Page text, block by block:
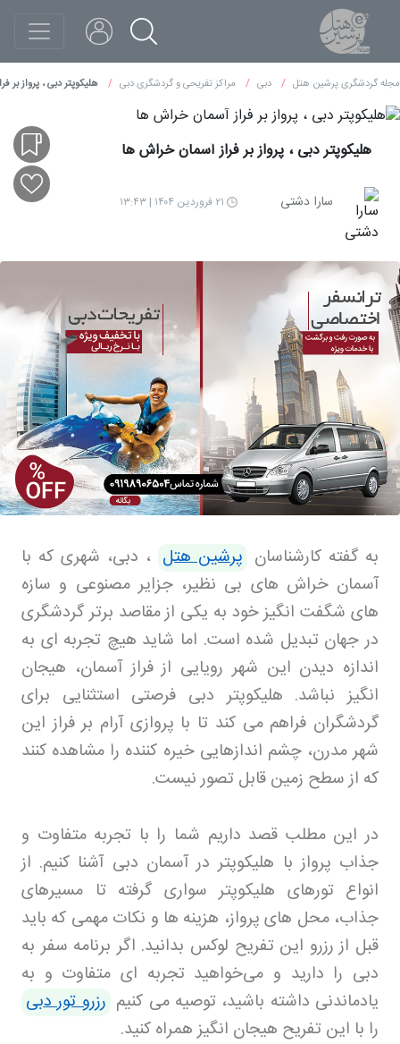
مجله گردشگری پرشین هتل دبی مراکز تفریحی و گردشگری دبی هلیکوپتر دبی ، پرواز بر
هلیکوپتر دبی ، پرواز بر فراز آسمان خراش ها
سارا دشتی ۲۱ فروردین ۱۴۰۴ | ۱۳:۴۳
به گفته کارشناسان پرشین هتل ، دبی، شهری که با
آسمان‌ خراش‌ های بی‌ نظیر، جزایر مصنوعی و سازه‌
های شگفت‌ انگیز خود به یکی از مقاصد برتر گردشگری
در جهان تبدیل شده است. اما شاید هیچ تجربه‌ ای به
اندازه دیدن این شهر رویایی از فراز آسمان، هیجان‌
انگیز نباشد. هلیکوپتر دبی فرصتی استثنایی برای
گردشگران فراهم می‌ کند تا با پروازی آرام بر فراز این
شهر مدرن، چشم‌ اندازهایی خیره‌ کننده را مشاهده کنند
که از سطح زمین قابل تصور نیست.
در این مطلب قصد داریم شما را با تجربه متفاوت و
جذاب پرواز با هلیکوپتر در آسمان دبی آشنا کنیم. از
انواع تورهای هلیکوپتر سواری گرفته تا مسیرهای
جذاب، محل‌ های پرواز، هزینه‌ ها و نکات مهمی که باید
قبل از رزرو این تفریح لوکس بدانید. اگر برنامه سفر به
دبی را دارید و می‌خواهید تجربه‌ ای متفاوت و به
یادماندنی داشته باشید، توصیه می‌ کنیم رزرو تور دبی
را با این تفریح هیجان‌ انگیز همراه کنید.